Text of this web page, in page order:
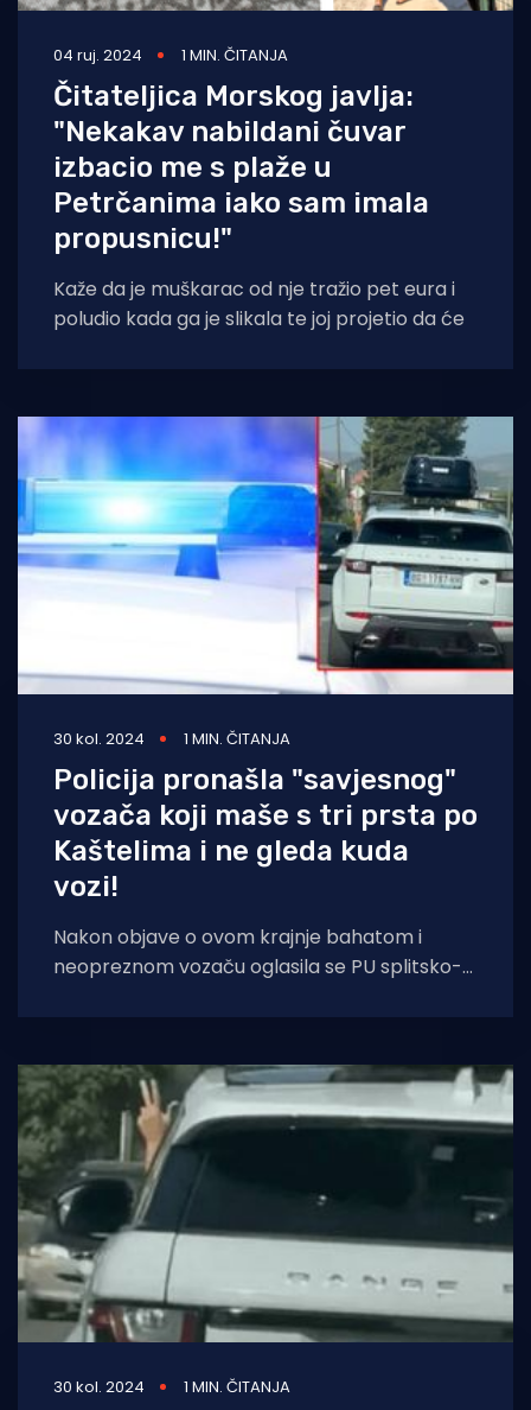
04 ruj. 2024 1 MIN. ČITANJA
Čitateljica Morskog javlja:
"Nekakav nabildani čuvar
izbacio me s plaže u
Petrčanima iako sam imala
propusnicu!"
Kaže da je muškarac od nje tražio pet eura i
poludio kada ga je slikala te joj projetio da će
30 kol. 2024 1 MIN. ČITANJA
Policija pronašla "savjesnog"
vozača koji maše s tri prsta po
Kaštelima i ne gleda kuda
vozi!
Nakon objave o ovom krajnje bahatom i
neopreznom vozaču oglasila se PU splitsko-
30 kol. 2024 1 MIN. ČITANJA